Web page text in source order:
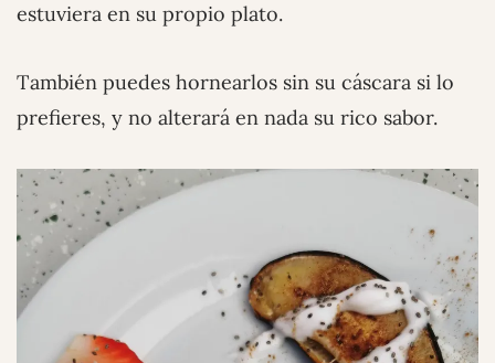
estuviera en su propio plato.
También puedes hornearlos sin su cáscara si lo
prefieres, y no alterará en nada su rico sabor.